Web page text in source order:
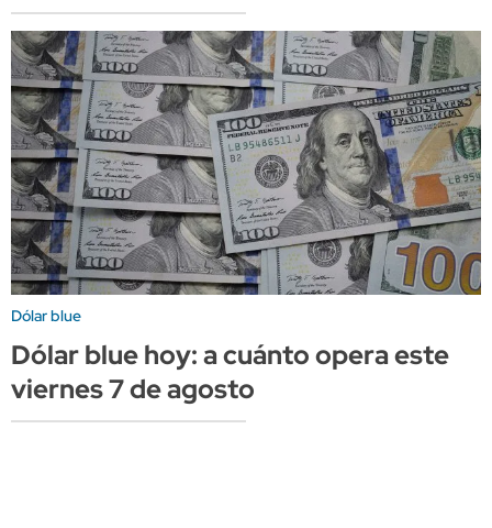
Dólar blue
Dólar blue hoy: a cuánto opera este
viernes 7 de agosto